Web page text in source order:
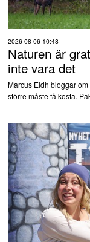
2026-08-06 10:48
Naturen är
inte vara det
Marcus Eldh bloggar
större måste få kosta.